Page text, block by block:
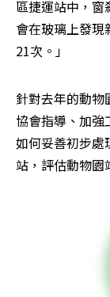
區捷運站中，
會在玻璃上發
21次。」
針對去年的動
協會指導、加強
如何妥善初步處
站，評估動物園